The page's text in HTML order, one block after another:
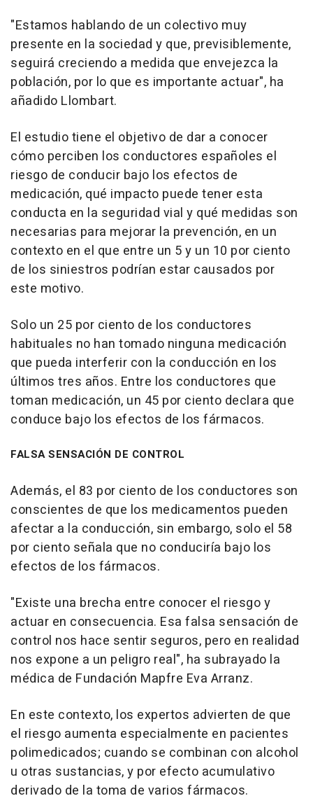
"Estamos hablando de un colectivo muy
presente en la sociedad y que, previsiblemente,
seguirá creciendo a medida que envejezca la
población, por lo que es importante actuar", ha
añadido Llombart.
El estudio tiene el objetivo de dar a conocer
cómo perciben los conductores españoles el
riesgo de conducir bajo los efectos de
medicación, qué impacto puede tener esta
conducta en la seguridad vial y qué medidas son
necesarias para mejorar la prevención, en un
contexto en el que entre un 5 y un 10 por ciento
de los siniestros podrían estar causados por
este motivo.
Solo un 25 por ciento de los conductores
habituales no han tomado ninguna medicación
que pueda interferir con la conducción en los
últimos tres años. Entre los conductores que
toman medicación, un 45 por ciento declara que
conduce bajo los efectos de los fármacos.
FALSA SENSACIÓN DE CONTROL
Además, el 83 por ciento de los conductores son
conscientes de que los medicamentos pueden
afectar a la conducción, sin embargo, solo el 58
por ciento señala que no conduciría bajo los
efectos de los fármacos.
"Existe una brecha entre conocer el riesgo y
actuar en consecuencia. Esa falsa sensación de
control nos hace sentir seguros, pero en realidad
nos expone a un peligro real", ha subrayado la
médica de Fundación Mapfre Eva Arranz.
En este contexto, los expertos advierten de que
el riesgo aumenta especialmente en pacientes
polimedicados; cuando se combinan con alcohol
u otras sustancias, y por efecto acumulativo
derivado de la toma de varios fármacos.